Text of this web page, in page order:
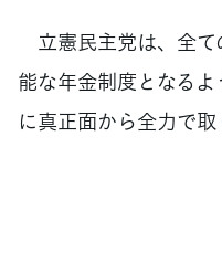
立憲民主党は、全て
能な年金制度となる
に真正面から全力で取